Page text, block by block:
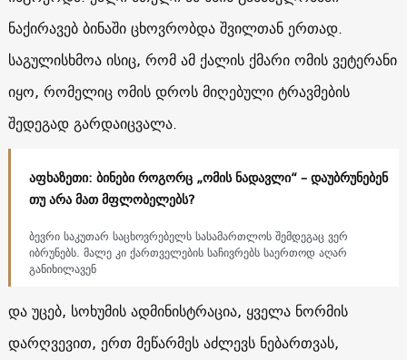
ნაქირავებ ბინაში ცხოვრობდა შვილთან ერთად.
საგულისხმოა ისიც, რომ ამ ქალის ქმარი ომის ვეტერანი
იყო, რომელიც ომის დროს მიღებული ტრავმების
შედეგად გარდაიცვალა.
აფხაზეთი: ბინები როგორც „ომის ნადავლი“ – დაუბრუნებენ
თუ არა მათ მფლობელებს?
ბევრი საკუთარ საცხოვრებელს სასამართლოს შემდეგაც ვერ
იბრუნებს. მალე კი ქართველების საჩივრებს საერთოდ აღარ
განიხილავენ
და უცებ, სოხუმის ადმინისტრაცია, ყველა ნორმის
დარღვევით, ერთ მეწარმეს აძლევს ნებართვას,